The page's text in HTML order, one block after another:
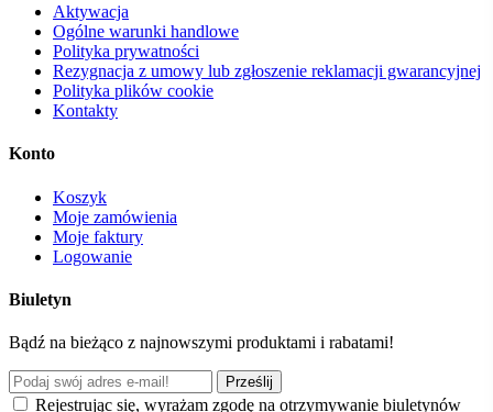
Aktywacja
Ogólne warunki handlowe
Polityka prywatności
Rezygnacja z umowy lub zgłoszenie reklamacji gwarancyjnej
Polityka plików cookie
Kontakty
Konto
Koszyk
Moje zamówienia
Moje faktury
Logowanie
Biuletyn
Bądź na bieżąco z najnowszymi produktami i rabatami!
Prześlij
Rejestrując się, wyrażam zgodę na otrzymywanie biuletynów